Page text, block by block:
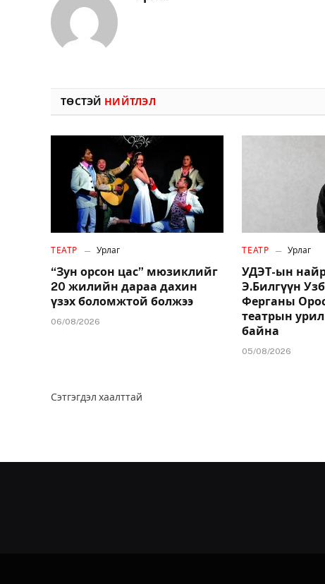
ТӨСТЭЙ НИЙТЛЭЛ
ТЕАТР Урлаг
“Зун орсон цас” мюзиклийг
20 жилийн дараа дахин
үзэх боломжтой болжээ
06/08/2026
ТЕАТР Урлаг
УДЭТ-ын
Э.Билгүүн
Ферганы
театрын
байна
05/08/2026
Сэтгэгдэл хаалттай